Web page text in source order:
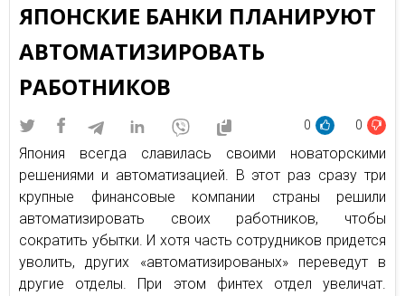
ЯПОНСКИЕ БАНКИ ПЛАНИРУЮТ
АВТОМАТИЗИРОВАТЬ
РАБОТНИКОВ
0 0
Япония всегда славилась своими новаторскими
решениями и автоматизацией. В этот раз сразу три
крупные финансовые компании страны решили
автоматизировать своих работников, чтобы
сократить убытки. И хотя часть сотрудников придется
уволить, других «автоматизированых» переведут в
другие отделы. При этом финтех отдел увеличат.